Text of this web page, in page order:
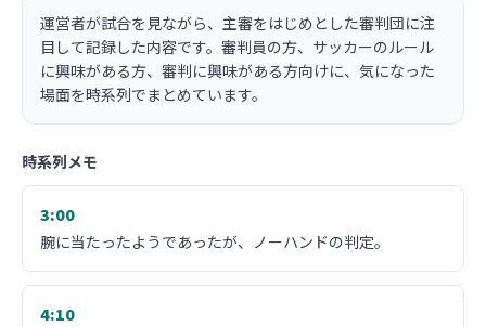
運営者が試合を見ながら、主審をはじめとした審判団に注
目して記録した内容です。審判員の方、サッカーのルール
に興味がある方、審判に興味がある方向けに、気になった
場面を時系列でまとめています。
時系列メモ
3:00
腕に当たったようであったが、ノーハンドの判定。
4:10